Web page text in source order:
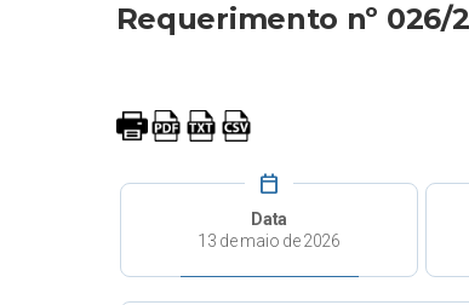
Requerimento nº 026/
calendar_today
Data
13 de maio de 2026